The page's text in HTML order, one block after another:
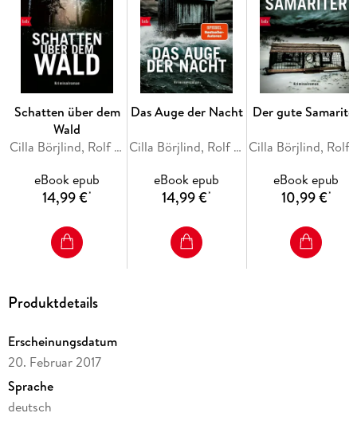
Schatten über dem
Wald
Cilla Börjlind, Rolf Börjlind
eBook epub
14,99 €*
Das Auge der Nacht
Cilla Börjlind, Rolf Börjlind
eBook epub
14,99 €*
Der gute
eBook epub
10,99 €*
Produktdetails
Erscheinungsdatum
20. Februar 2017
Sprache
deutsch